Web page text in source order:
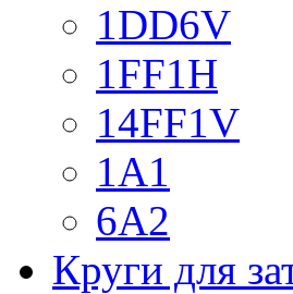
1DD6V
1FF1H
14FF1V
1A1
6A2
Круги для